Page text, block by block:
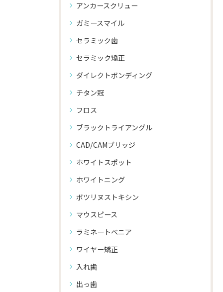
アンカースクリュー
ガミースマイル
セラミック歯
セラミック矯正
ダイレクトボンディング
チタン冠
フロス
ブラックトライアングル
CAD/CAMブリッジ
ホワイトスポット
ホワイトニング
ボツリヌストキシン
マウスピース
ラミネートべニア
ワイヤー矯正
入れ歯
出っ歯